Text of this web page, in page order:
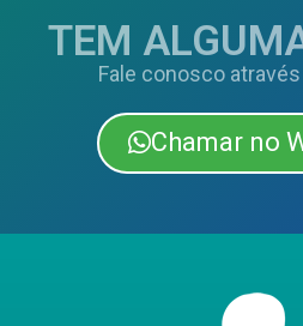
TEM
Fale conosco
Chamar no